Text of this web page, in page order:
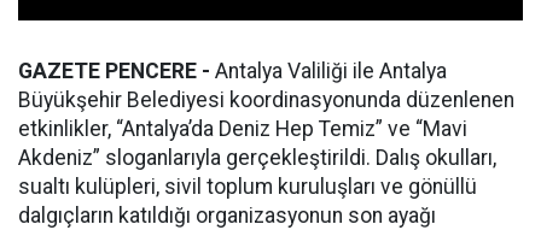
GAZETE PENCERE - Antalya Valiliği ile Antalya
Büyükşehir Belediyesi koordinasyonunda düzenlenen
etkinlikler, “Antalya’da Deniz Hep Temiz” ve “Mavi
Akdeniz” sloganlarıyla gerçekleştirildi. Dalış okulları,
sualtı kulüpleri, sivil toplum kuruluşları ve gönüllü
dalgıçların katıldığı organizasyonun son ayağı